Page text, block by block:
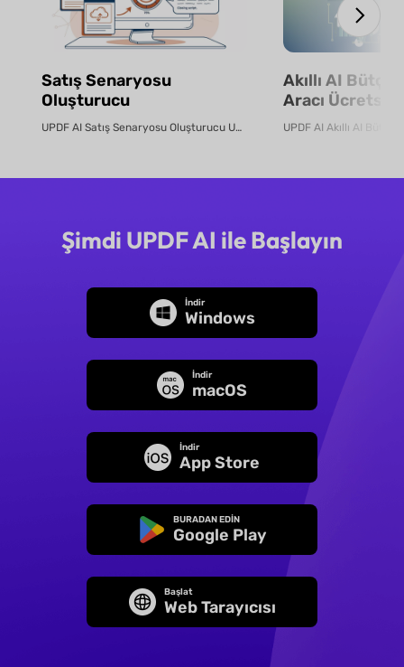
Satış Senaryosu
Oluşturucu
UPDF AI Satış Senaryosu Oluşturucu UPDF AI, ürün PDF'lerini veya aç...
Akıllı AI
Aracı Ücretsiz
Şimdi UPDF AI ile Başlayın
İndir
Windows
İndir
macOS
İndir
App Store
BURADAN EDİN
Google Play
Başlat
Web Tarayıcısı